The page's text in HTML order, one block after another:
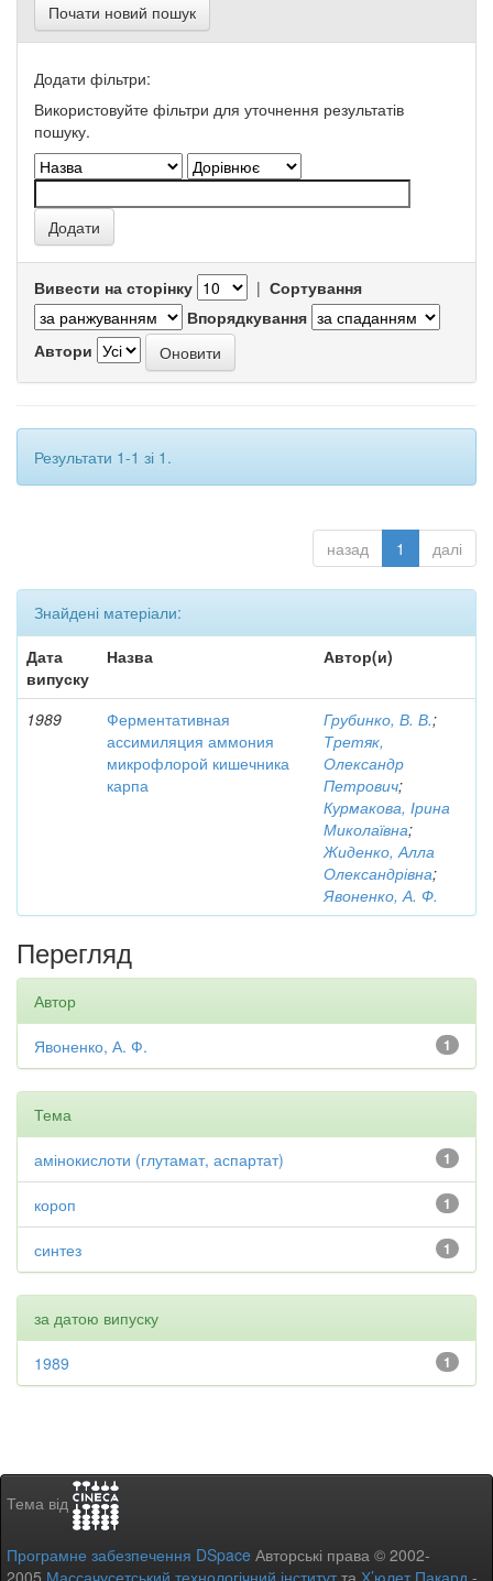
Почати новий пошук
Додати фільтри:
Використовуйте фільтри для уточнення результатів
пошуку.
Вивести на сторінку | Сортування
Впорядкування
Автори
Результати 1-1 зі 1.
назад 1 далі
Знайдені матеріали:
Дата
випуску
Назва Автор(и)
1989
Ферментативная
ассимиляция аммония
микрофлорой кишечника
карпа
Грубинко, В. В.;
Третяк,
Олександр
Петрович;
Курмакова, Ірина
Миколаївна;
Жиденко, Алла
Олександрівна;
Явоненко, А. Ф.
Перегляд
Автор
1
Явоненко, А. Ф.
Тема
1
амінокислоти (глутамат, аспартат)
1
короп
1
синтез
за датою випуску
1
1989
Тема від
Програмне забезпечення DSpace Авторські права © 2002-
2005 Массачусетський технологічний інститутта Х’юлет Пакард -